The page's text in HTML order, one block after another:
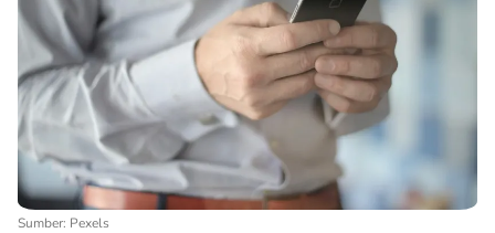
Sumber: Pexels